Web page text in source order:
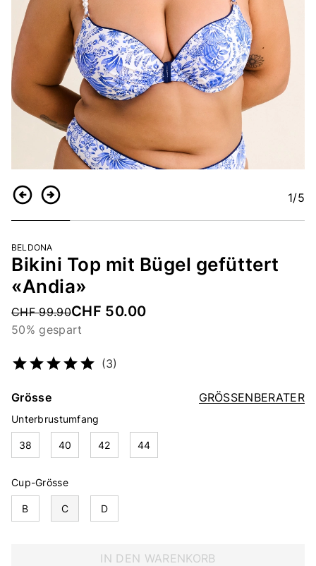
ZurückWeiter 1/5
BELDONA
Bikini Top mit Bügel gefüttert
«Andia»
Price reduced from
CHF 99.90CHF 50.00
50% gespart
(3)
GRÖSSENBERATER
Grösse
Unterbrustumfang
38 40 42 44
Cup-Grösse
B C D
IN DEN WARENKORB